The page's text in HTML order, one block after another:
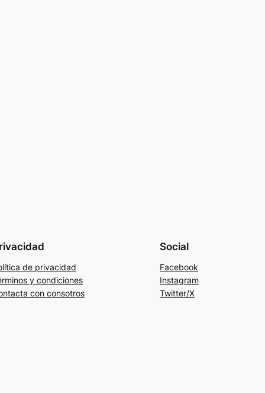
de privacidad
y condiciones
con consotros
Social
Facebook
Instagram
Twitter/X